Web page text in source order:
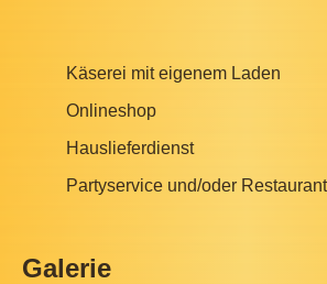
Käserei mit eigenem Laden
Onlineshop
Hauslieferdienst
Partyservice und/oder Restaurant
Galerie